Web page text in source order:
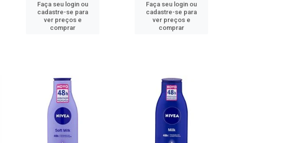
Faça seu login ou
cadastre-se para
ver preços e
comprar
Faça seu login ou
cadastre-se para
ver preços e
comprar